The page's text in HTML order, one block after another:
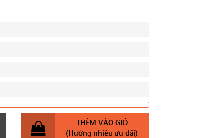
THÊM VÀO GIỎ
(Hưởng nhiều ưu đãi)